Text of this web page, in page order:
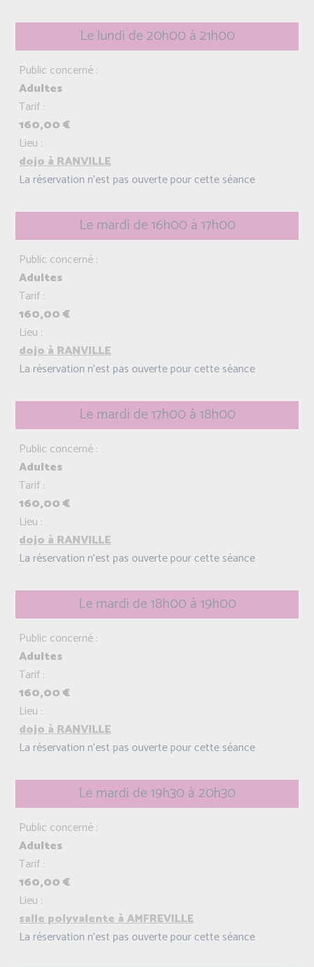
Le lundi de 20h00 à 21h00
Public concerné :
Adultes
Tarif :
160,00 €
Lieu :
dojo à RANVILLE
La réservation n'est pas ouverte pour cette séance
Le mardi de 16h00 à 17h00
Public concerné :
Adultes
Tarif :
160,00 €
Lieu :
dojo à RANVILLE
La réservation n'est pas ouverte pour cette séance
Le mardi de 17h00 à 18h00
Public concerné :
Adultes
Tarif :
160,00 €
Lieu :
dojo à RANVILLE
La réservation n'est pas ouverte pour cette séance
Le mardi de 18h00 à 19h00
Public concerné :
Adultes
Tarif :
160,00 €
Lieu :
dojo à RANVILLE
La réservation n'est pas ouverte pour cette séance
Le mardi de 19h30 à 20h30
Public concerné :
Adultes
Tarif :
160,00 €
Lieu :
salle polyvalente à AMFREVILLE
La réservation n'est pas ouverte pour cette séance